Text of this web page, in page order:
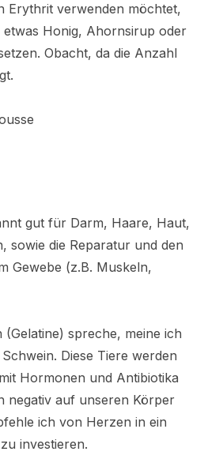
Erythrit verwenden möchtet,
Honig, Ahornsirup oder
Obacht, da die Anzahl
gut für Darm, Haare, Haut,
sowie die Reparatur und den
Gewebe (z.B. Muskeln,
spreche, meine ich
Diese Tiere werden
Hormonen und Antibiotika
negativ auf unseren Körper
ich von Herzen in ein
investieren.